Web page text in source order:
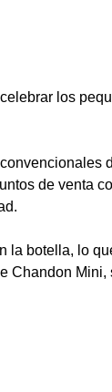
los
de venta
botella, lo
Chandon Mini,